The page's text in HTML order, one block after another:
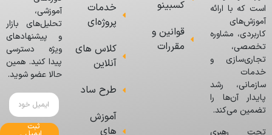
است که با ارائه
آموزش‌های
کاربردی، مشاوره
تخصصی،
تجاری‌سازی و
خدمات
سازمانی، رشد
پایدار آن‌ها را
تضمین می‌کند.
تحت رهبری
کسبینو
قوانین و
مقررات
خدمات
پروژه‌ای
کلاس های
آنلاین
طرح ساد
آموزش
های
آموزشی،
تحلیل‌های بازار
و پیشنهادهای
ویژه دسترسی
پیدا کنید. همین
حالا عضو شوید.
ثبت